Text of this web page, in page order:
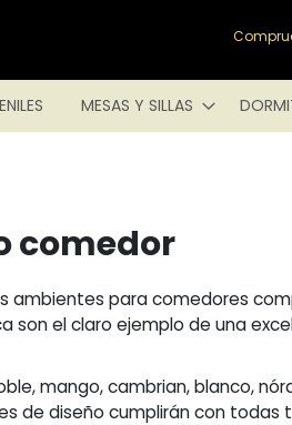
MESAS Y SILLAS
comedor
ambientes para comedores
son el claro ejemplo de una
mango, cambrian, blanco,
de diseño cumplirán con todas